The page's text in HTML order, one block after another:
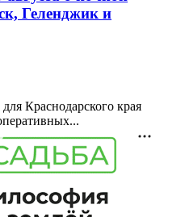
Геленджик и
Краснодарского края